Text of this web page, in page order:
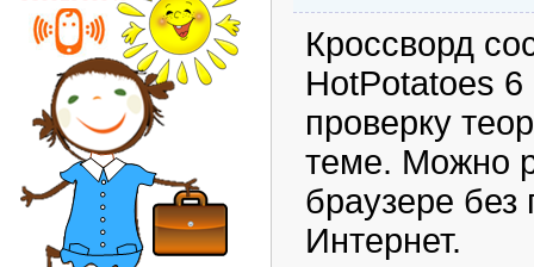
Кроссворд
HotPotatoes
проверку
теме. Можно
браузере без
Интернет.